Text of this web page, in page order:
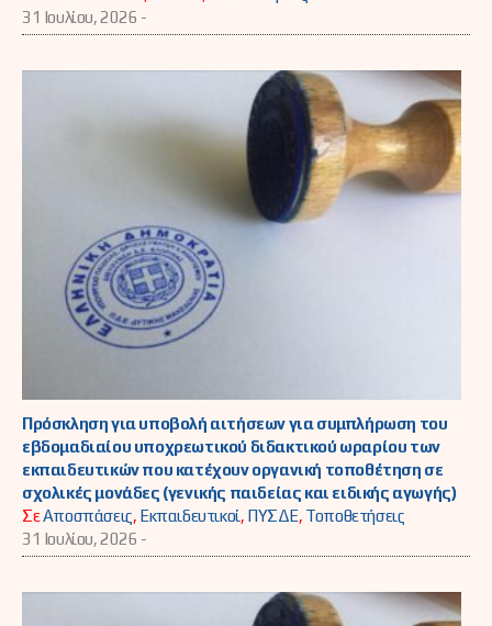
31 Ιουλίου, 2026 -
Πρόσκληση για υποβολή αιτήσεων για συμπλήρωση του
εβδομαδιαίου υποχρεωτικού διδακτικού ωραρίου των
εκπαιδευτικών που κατέχουν οργανική τοποθέτηση σε
σχολικές μονάδες (γενικής παιδείας και ειδικής αγωγής)
ΣεΑποσπάσεις, Εκπαιδευτικοί, ΠΥΣΔΕ, Τοποθετήσεις
31 Ιουλίου, 2026 -